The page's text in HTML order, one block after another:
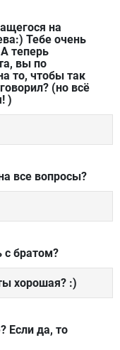
на
Тебе очень
теперь
вы по
то, чтобы так
(но всё
)
все вопросы?
братом?
хорошая? :)
Если да, то